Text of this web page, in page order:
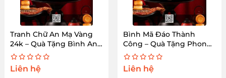
Tranh Chữ An Mạ Vàng
24k – Quà Tặng Bình An
Cao Cấp
Liên hệ
Bình Mã Đáo Thành
Công – Quà Tặng Phong
Thủy Cao Cấp
Liên hệ